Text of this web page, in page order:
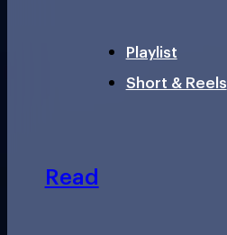
Playlist
Short & Reels
Read